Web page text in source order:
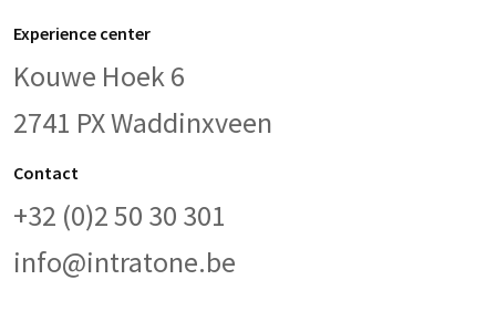
Experience center
Kouwe Hoek 6
2741 PX Waddinxveen
Contact
+32 (0)2 50 30 301
info@intratone.be